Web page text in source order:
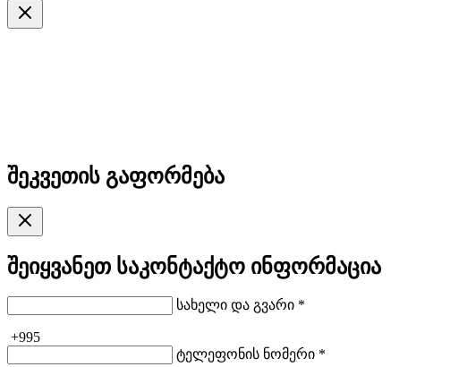
შეკვეთის გაფორმება
შეიყვანეთ საკონტაქტო ინფორმაცია
სახელი და გვარი *
+995
ტელეფონის ნომერი *